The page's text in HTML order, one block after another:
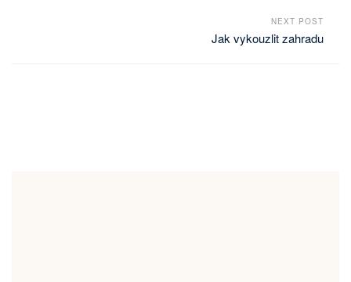
NEXT POST
Jak vykouzlit zahradu